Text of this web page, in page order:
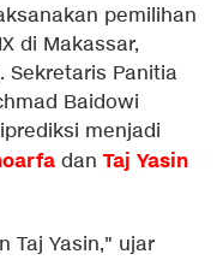
pemilihan
di Makassar,
Sekretaris Panitia
Baidowi
menjadi
dan Taj Yasin
Taj Yasin," ujar